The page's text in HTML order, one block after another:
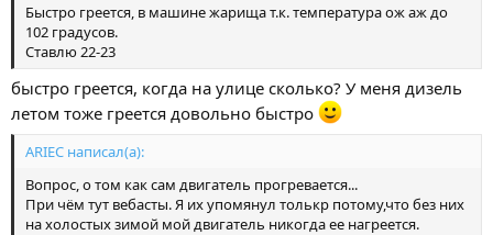
Быстро греется, в машине жарища т.к. температура ож аж до
102 градусов.
Ставлю 22-23
быстро греется, когда на улице сколько? У меня дизель
летом тоже греется довольно быстро
ARIEC написал(а):
Вопрос, о том как сам двигатель прогревается...
При чём тут вебасты. Я их упомянул толькр потому,что без них
на холостых зимой мой двигатель никогда ее нагреется.